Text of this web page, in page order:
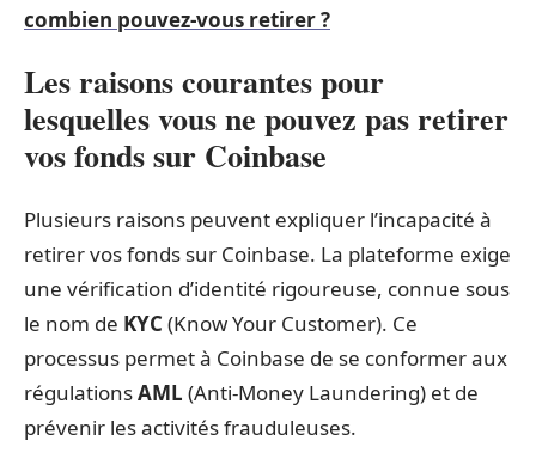
combien pouvez-vous retirer ?
Les raisons courantes pour
lesquelles vous ne pouvez pas retirer
vos fonds sur Coinbase
Plusieurs raisons peuvent expliquer l’incapacité à
retirer vos fonds sur Coinbase. La plateforme exige
une vérification d’identité rigoureuse, connue sous
le nom de KYC (Know Your Customer). Ce
processus permet à Coinbase de se conformer aux
régulationsAML (Anti-Money Laundering) et de
prévenir les activités frauduleuses.